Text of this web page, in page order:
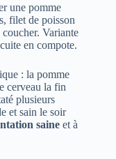
une pomme
filet de poisson
Variante
en compote.
: la pomme
cerveau la fin
plusieurs
et sain le soir
saine et à